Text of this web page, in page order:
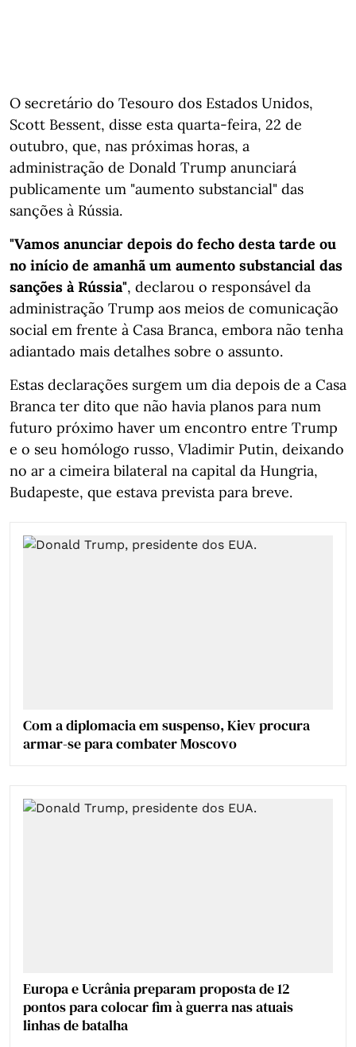
O secretário do Tesouro dos Estados Unidos,
Scott Bessent, disse esta quarta-feira, 22 de
outubro, que, nas próximas horas, a
administração de Donald Trump anunciará
publicamente um "aumento substancial" das
sanções à Rússia.
"Vamos anunciar depois do fecho desta tarde ou
no início de amanhã um aumento substancial das
sanções à Rússia", declarou o responsável da
administração Trump aos meios de comunicação
social em frente à Casa Branca, embora não tenha
adiantado mais detalhes sobre o assunto.
Estas declarações surgem um dia depois de a Casa
Branca ter dito que não havia planos para num
futuro próximo haver um encontro entre Trump
e o seu homólogo russo, Vladimir Putin, deixando
no ar a cimeira bilateral na capital da Hungria,
Budapeste, que estava prevista para breve.
Com a diplomacia em suspenso, Kiev procura
armar-se para combater Moscovo
Europa e Ucrânia preparam proposta de 12
pontos para colocar fim à guerra nas atuais
linhas de batalha